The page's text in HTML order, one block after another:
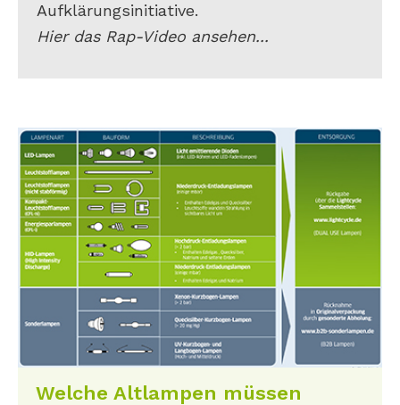
Aufklärungsinitiative.
Hier das Rap-Video ansehen...
Welche Altlampen müssen